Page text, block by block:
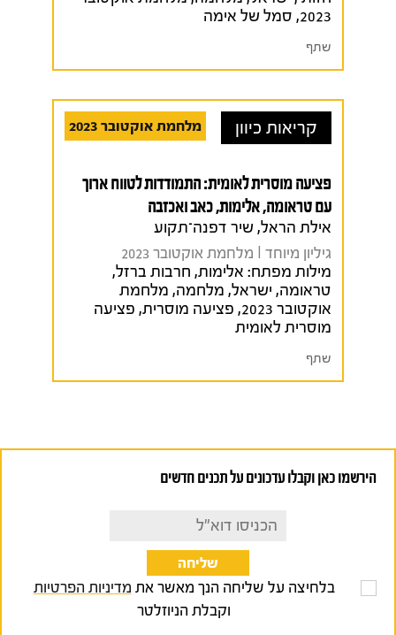
2023
, סמל של אימה
שתף
מלחמת אוקטובר 2023 קריאות כיוון
פציעה מוסרית לאומית: התמודדות לטווח ארוך
עם טראומה, אלימות, כאב ואכזבה
אילת הראל, שיר דפנה־תקוע
גיליון מיוחד I מלחמת אוקטובר 2023
מילות מפתח: אלימות, חרבות ברזל,
טראומה, ישראל, מלחמה, מלחמת
אוקטובר 2023
, פציעה מוסרית, פציעה
מוסרית לאומית
שתף
הירשמו כאן וקבלו עדכונים על תכנים חדשים
בלחיצה על שליחה הנך מאשר את מדיניות הפרטיות
וקבלת הניוזלטר